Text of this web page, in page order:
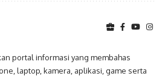
portal informasi yang membahas
laptop, kamera, aplikasi, game serta